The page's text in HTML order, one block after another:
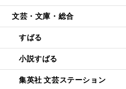
文芸・文庫・総合
すばる
小説すばる
集英社 文芸ステーション